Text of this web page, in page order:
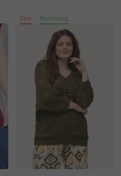
Sale Nachhaltig